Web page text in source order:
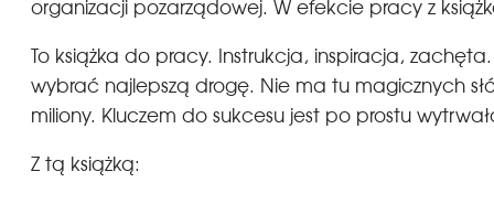
organizacji pozarządowej. W efekcie pracy z
To książka do pracy. Instrukcja, inspiracja,
wybrać najlepszą drogę. Nie ma tu magicznych
miliony. Kluczem do sukcesu jest po prostu
Z tą książką: